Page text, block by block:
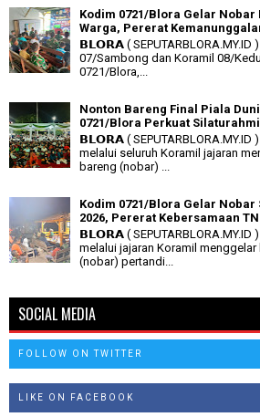
Kodim 0721/Blora Gelar
Warga, Pererat
𝗕𝗟𝗢𝗥𝗔 ( SEPUTARBLORA.MY.ID
07/Sambong dan Koramil 08/
0721/Blora,...
Nonton Bareng Final Piala
0721/Blora Perkuat
𝗕𝗟𝗢𝗥𝗔 (
melalui seluruh Koramil jajaran
bareng (nobar) ...
Kodim 0721/Blora Gelar
2026, Pererat Kebersamaan
𝗕𝗟𝗢𝗥𝗔 (
melalui jajaran Koramil
(nobar) pertandi...
SOCIAL MEDIA
FOLLOW ON TWITTER
LIKE ON FACEBOOK